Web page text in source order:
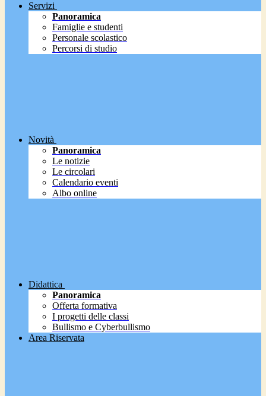
Servizi
Panoramica
Famiglie e studenti
Personale scolastico
Percorsi di studio
Novità
Panoramica
Le notizie
Le circolari
Calendario eventi
Albo online
Didattica
Panoramica
Offerta formativa
I progetti delle classi
Bullismo e Cyberbullismo
Area Riservata